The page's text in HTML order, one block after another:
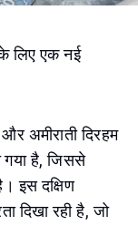
के लिए एक नई
अमीराती दिरहम
गया है, जिससे
इस दक्षिण
दिखा रही है, जो